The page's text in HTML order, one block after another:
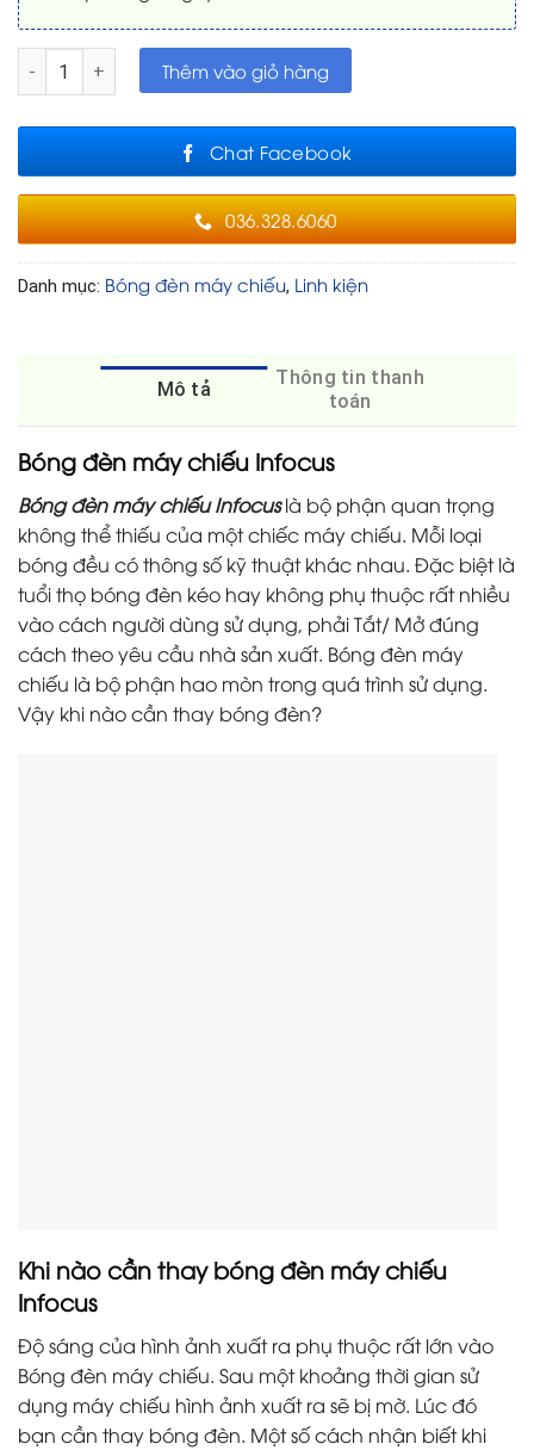
Bóng đèn máy chiếu Infocus số lượng
Thêm vào giỏ hàng
Chat Facebook
036.328.6060
Danh mục: Bóng đèn máy chiếu, Linh kiện
Mô tả
Thông tin thanh
toán
Bóng đèn máy chiếu Infocus
Bóng đèn máy chiếu Infocuslà bộ phận quan trọng
không thể thiếu của một chiếc máy chiếu. Mỗi loại
bóng đều có thông số kỹ thuật khác nhau. Đặc biệt là
tuổi thọ bóng đèn kéo hay không phụ thuộc rất nhiều
vào cách người dùng sử dụng, phải Tắt/ Mở đúng
cách theo yêu cầu nhà sản xuất. Bóng đèn máy
chiếu là bộ phận hao mòn trong quá trình sử dụng.
Vậy khi nào cần thay bóng đèn?
Khi nào cần thay bóng đèn máy chiếu
Infocus
Độ sáng của hình ảnh xuất ra phụ thuộc rất lớn vào
Bóng đèn máy chiếu. Sau một khoảng thời gian sử
dụng máy chiếu hình ảnh xuất ra sẽ bị mờ. Lúc đó
bạn cần thay bóng đèn. Một số cách nhận biết khi